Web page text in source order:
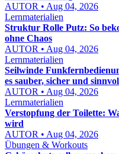
AUTOR • Aug 04, 2026
Lernmaterialien
Struktur Rolle Putz: So
ohne Chaos
AUTOR • Aug 04, 2026
Lernmaterialien
Seilwinde
es sauber, sicher und
AUTOR • Aug 04, 2026
Lernmaterialien
Verstopfung der Toilette:
wird
AUTOR • Aug 04, 2026
Übungen & Workouts